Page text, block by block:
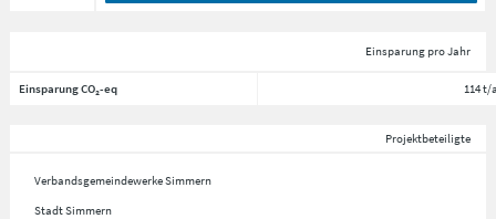
Einsparung pro Jahr
Einsparung CO₂-eq 114 t/
Projektbeteiligte
Verbandsgemeindewerke Simmern
Stadt Simmern